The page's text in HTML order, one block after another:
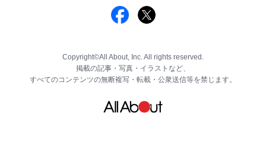
Copyright©All About, Inc. All rights reserved.
掲載の記事・写真・イラストなど、
すべてのコンテンツの無断複写・転載・公衆送信等を禁じます。